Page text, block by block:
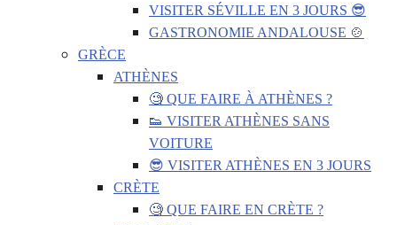
VISITER SÉVILLE EN 3 JOURS 😎
GASTRONOMIE ANDALOUSE 🍲
GRÈCE
ATHÈNES
🧐 QUE FAIRE À ATHÈNES ?
👟 VISITER ATHÈNES SANS
VOITURE
😎 VISITER ATHÈNES EN 3 JOURS
CRÈTE
🧐 QUE FAIRE EN CRÈTE ?